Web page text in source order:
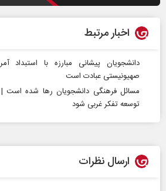
اخبار مرتبط
دانشجویان پیشانی مبارزه با استبداد
صهیونیستی عبادت است
مسائل فرهنگی دانشجویان رها شده است |
توسعه تفکر غربی شود
ارسال نظرات